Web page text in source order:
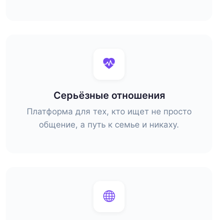
Серьёзные отношения
Платформа для тех, кто ищет не просто
общение, а путь к семье и никаху.